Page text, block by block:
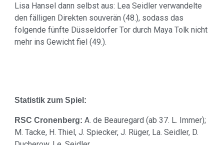
Lisa Hansel dann selbst aus: Lea Seidler verwandelte
den fälligen Direkten souverän (48.), sodass das
folgende fünfte Düsseldorfer Tor durch Maya Tolk nicht
mehr ins Gewicht fiel (49.).
Statistik zum Spiel:
RSC Cronenberg: A. de Beauregard (ab 37. L. Immer);
M. Tacke, H. Thiel, J. Spiecker, J. Rüger, La. Seidler, D.